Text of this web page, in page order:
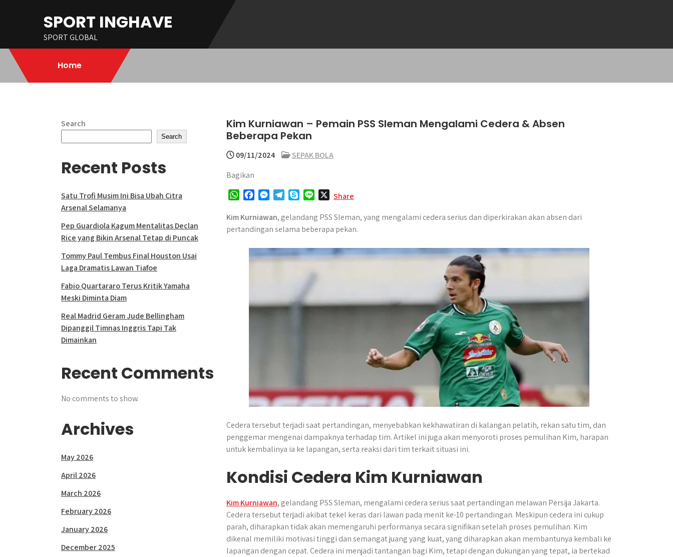
SPORT INGHAVE
SPORT GLOBAL
Home
Kim Kurniawan – Pemain PSS Sleman Mengalami Cedera & Absen
Beberapa Pekan
09/11/2024
SEPAK BOLA
Bagikan
W
a
t
c
e
o
o
s
s
n
g
l
e
r
a
y
p
n
e
Share
Kim Kurniawan, gelandang PSS Sleman, yang mengalami cedera serius dan diperkirakan akan absen dari
pertandingan selama beberapa pekan.
Cedera tersebut terjadi saat pertandingan, menyebabkan kekhawatiran di kalangan pelatih, rekan satu tim, dan
penggemar mengenai dampaknya terhadap tim. Artikel ini juga akan menyoroti proses pemulihan Kim, harapan
untuk kembalinya ia ke lapangan, serta reaksi dari tim terkait situasi ini.
Kondisi Cedera Kim Kurniawan
Kim Kurniawan, gelandang PSS Sleman, mengalami cedera serius saat pertandingan melawan Persija Jakarta.
Cedera tersebut terjadi akibat tekel keras dari lawan pada menit ke-10 pertandingan. Meskipun cedera ini cukup
parah, diharapkan tidak akan memengaruhi performanya secara signifikan setelah proses pemulihan. Kim
dikenal memiliki motivasi tinggi dan semangat juang yang kuat, yang diharapkan akan membantunya kembali ke
lapangan dengan cepat. Cedera ini menjadi tantangan bagi Kim, tetapi dengan dukungan yang tepat, ia bertekad
Search
Search
Recent Posts
Satu Trofi Musim Ini Bisa Ubah Citra
Arsenal Selamanya
Pep Guardiola Kagum Mentalitas Declan
Rice yang Bikin Arsenal Tetap di Puncak
Tommy Paul Tembus Final Houston Usai
Laga Dramatis Lawan Tiafoe
Fabio Quartararo Terus Kritik Yamaha
Meski Diminta Diam
Real Madrid Geram Jude Bellingham
Dipanggil Timnas Inggris Tapi Tak
Dimainkan
Recent Comments
No comments to show.
Archives
May 2026
April 2026
March 2026
February 2026
January 2026
December 2025